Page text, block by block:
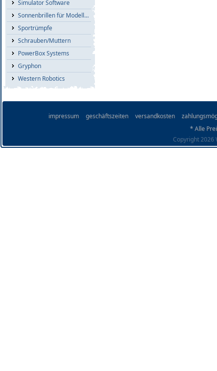
Simulator Software
Sonnenbrillen für Modellflieger
Sportrümpfe
Schrauben/Muttern
PowerBox Systems
Gryphon
Western Robotics
impressum geschäftszeiten versandkosten
* Alle
Copyright 2026